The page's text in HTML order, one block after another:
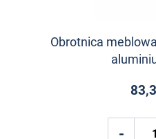
Obrotnica